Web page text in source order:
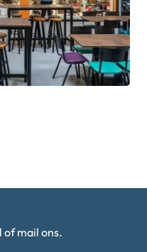
of mail ons.